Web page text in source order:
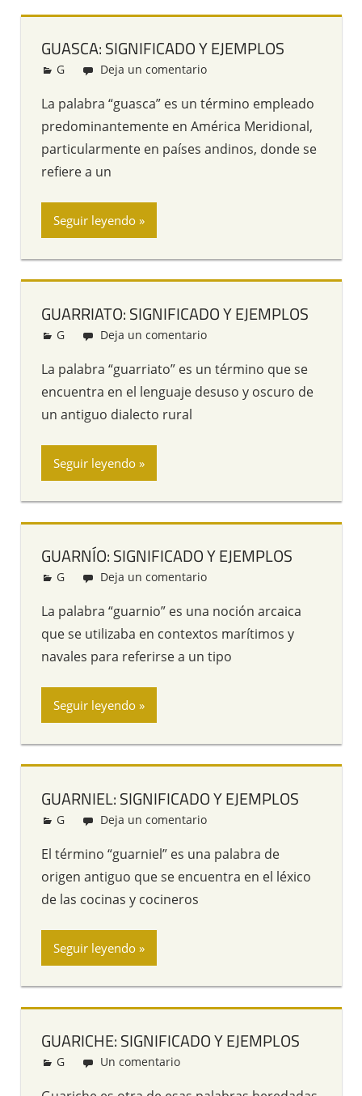
GUASCA: SIGNIFICADO Y EJEMPLOS
Redacción
G Deja un comentario
La palabra “guasca” es un término empleado
predominantemente en América Meridional,
particularmente en países andinos, donde se
refiere a un
Seguir leyendo
GUARRIATO: SIGNIFICADO Y EJEMPLOS
Redacción
G Deja un comentario
La palabra “guarriato” es un término que se
encuentra en el lenguaje desuso y oscuro de
un antiguo dialecto rural
Seguir leyendo
GUARNÍO: SIGNIFICADO Y EJEMPLOS
Redacción
G Deja un comentario
La palabra “guarnio” es una noción arcaica
que se utilizaba en contextos marítimos y
navales para referirse a un tipo
Seguir leyendo
GUARNIEL: SIGNIFICADO Y EJEMPLOS
Redacción
G Deja un comentario
El término “guarniel” es una palabra de
origen antiguo que se encuentra en el léxico
de las cocinas y cocineros
Seguir leyendo
GUARICHE: SIGNIFICADO Y EJEMPLOS
Redacción
G Un comentario